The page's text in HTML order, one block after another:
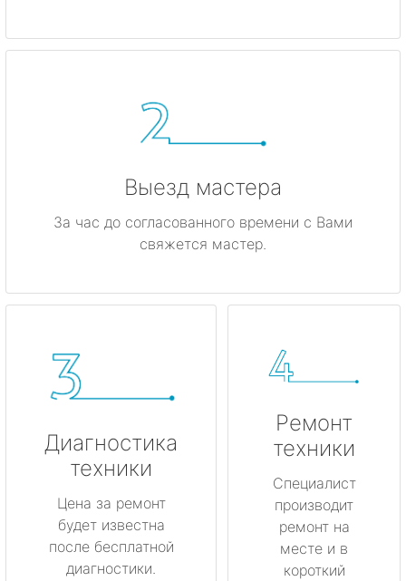
Выезд мастера
За час до согласованного времени с Вами
свяжется мастер.
Диагностика
техники
Цена за ремонт
будет известна
после бесплатной
диагностики.
Ремонт
техники
Специалист
производит
ремонт на
месте и в
короткий